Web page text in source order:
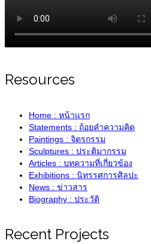
Resources
Home : หน้าแรก
Statements : ถ้อยคำความคิด
Paintings : จิตรกรรม
Sculptures : ประติมากรรม
Articles : บทความที่เกี่ยวข้อง
Exhibitions : นิทรรศการศิลปะ
News : ข่าวสาร
Biography : ประวัติ
Recent Projects